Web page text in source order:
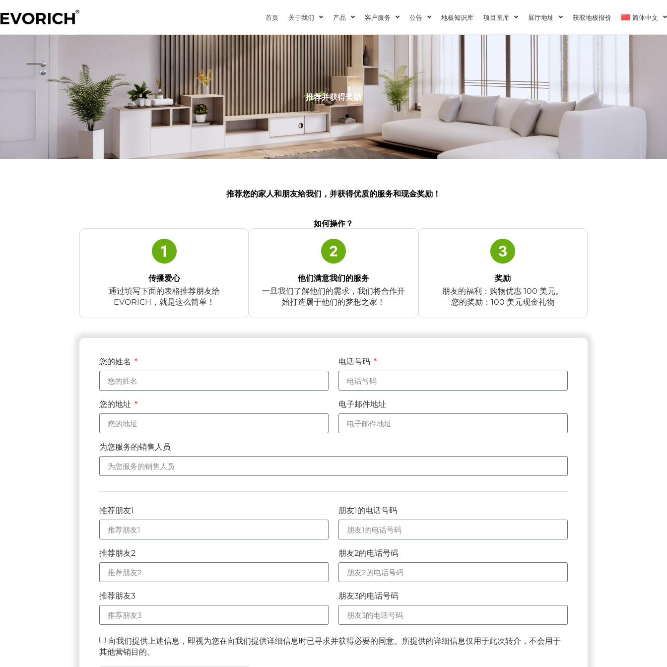
首页 关于我们 产品 客户服务 公告 地板知识库 项目图库 展厅地址 获取地板报价 简体中文
推荐并获得奖励
推荐您的家人和朋友给我们，并获得优质的服务和现金奖励！
如何操作？
传播爱心
通过填写下面的表格推荐朋友给
EVORICH，就是这么简单！
他们满意我们的服务
一旦我们了解他们的需求，我们将合作开
始打造属于他们的梦想之家！
奖励
朋友的福利：购物优惠 100 美元。
您的奖励：100 美元现金礼物
您的姓名 电话号码
您的地址 电子邮件地址
为您服务的销售人员
推荐朋友1 朋友1的电话号码
推荐朋友2 朋友2的电话号码
推荐朋友3 朋友3的电话号码
向我们提供上述信息，即视为您在向我们提供详细信息时已寻求并获得必要的同意。所提供的详细信息仅用于此次转介，不会用于
其他营销目的。